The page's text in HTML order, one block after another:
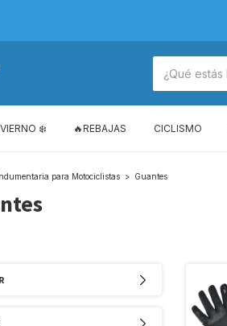
❄️ 🔥REBAJAS CICLISMO
para Motociclistas > Guantes